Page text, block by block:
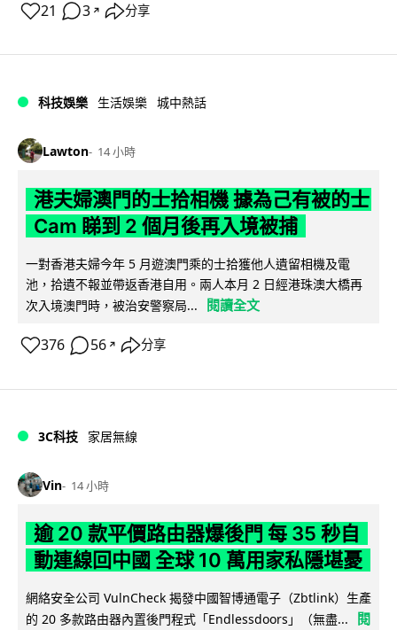
21 3 ↗ 分享
科技娛樂 生活娛樂 城中熱話
Lawton 14 小時
港夫婦澳門的士拾相機 據為己有被的士
Cam 睇到 2 個月後再入境被捕
一對香港夫婦今年 5 月遊澳門乘的士拾獲他人遺留相機及電
池，拾遺不報並帶返香港自用。兩人本月 2 日經港珠澳大橋再
次入境澳門時，被治安警察局...
閱讀全文
376 56 ↗ 分享
3C科技 家居無線
Vin 14 小時
逾 20 款平價路由器爆後門 每 35 秒自
動連線回中國 全球 10 萬用家私隱堪憂
網絡安全公司 VulnCheck 揭發中國智博通電子（Zbtlink）生產
的 20 多款路由器內置後門程式「Endlessdoors」（無盡...
閱